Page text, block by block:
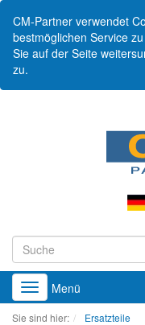
CM-Partner verwendet
bestmöglichen Service
Sie auf der Seite
zu.
Toggle
navigation
Menü
Sie sind hier: Ersatzteile